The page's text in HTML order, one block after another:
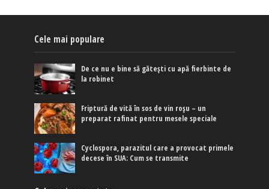
Cele mai populare
De ce nu e bine să gătești cu apă fierbinte de
la robinet
Friptură de vită în sos de vin roșu – un
preparat rafinat pentru mesele speciale
Cyclospora, parazitul care a provocat primele
decese în SUA: Cum se transmite